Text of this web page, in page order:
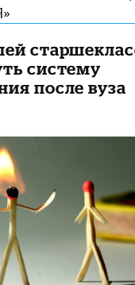
систему
после вуза